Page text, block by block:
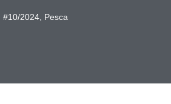
#10/2024, Pesca